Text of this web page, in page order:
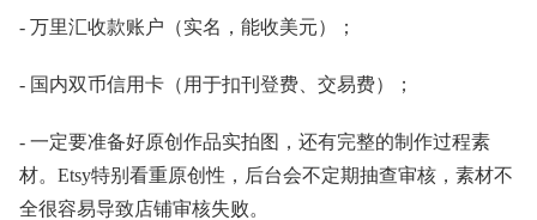
- 万里汇收款账户（实名，能收美元）；
- 国内双币信用卡（用于扣刊登费、交易费）；
- 一定要准备好原创作品实拍图，还有完整的制作过程素
材。Etsy特别看重原创性，后台会不定期抽查审核，素材不
全很容易导致店铺审核失败。